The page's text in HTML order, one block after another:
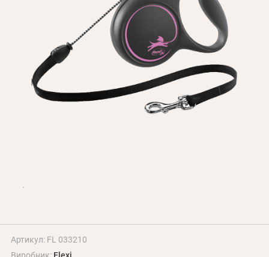
Оплата і доставка
Програма лояльності
Про Нас
Оптовим клієнтам
Контакти
Артикул: FL 033210